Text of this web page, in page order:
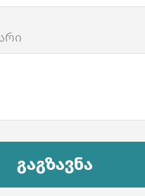
გაგზავნა